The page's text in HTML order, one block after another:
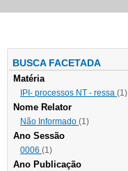
BUSCA FACETADA
Matéria
IPI- processos NT - ressa (1)
Nome Relator
Não Informado (1)
Ano Sessão
0006 (1)
Ano Publicação